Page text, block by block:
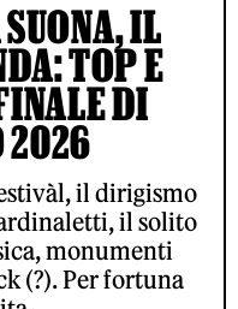
IL
TOP E
DI
2026
il dirigismo
il solito
monumenti
(?). Per fortuna